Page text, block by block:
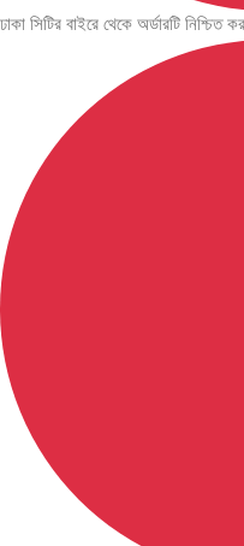
ঢাকা সিটির বাইরে থেকে অর্ডারটি নিশ্চিত